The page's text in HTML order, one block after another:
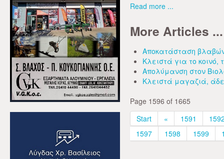
Read more ...
More Articles ...
Αποκατάσταση βλαβών
Κλειστά για το κοινό,
Απολύμανση στον
Κλειστά μαγαζιά,
Page 1596 of 1665
Start
« 1591
1597
1598 1599